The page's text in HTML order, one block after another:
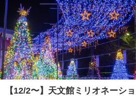
【12/2〜】天文館ミリオネーシ